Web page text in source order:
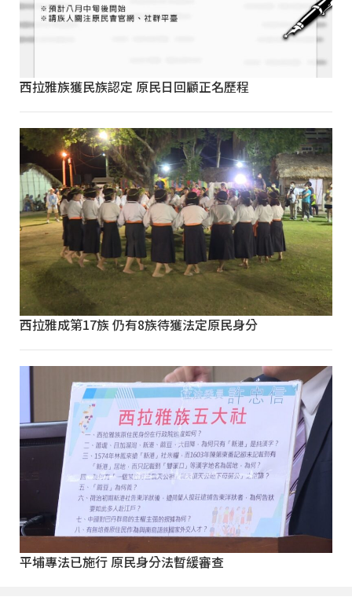
西拉雅族獲民族認定 原民日回顧正名歷程
西拉雅成第17族 仍有8族待獲法定原民身分
平埔專法已施行 原民身分法暫緩審查